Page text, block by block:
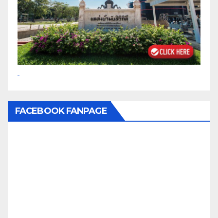
FACEBOOK FANPAGE